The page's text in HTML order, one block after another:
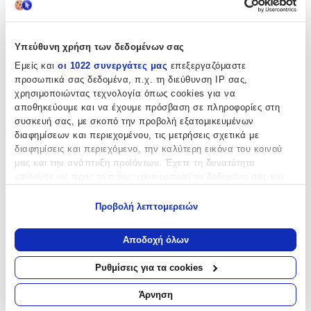
Υπεύθυνη χρήση των δεδομένων σας
Εμείς και οι 1022 συνεργάτες μας επεξεργαζόμαστε
προσωπικά σας δεδομένα, π.χ. τη διεύθυνση IP σας,
χρησιμοποιώντας τεχνολογία όπως cookies για να
αποθηκεύουμε και να έχουμε πρόσβαση σε πληροφορίες στη
συσκευή σας, με σκοπό την προβολή εξατομικευμένων
διαφημίσεων και περιεχομένου, τις μετρήσεις σχετικά με
διαφημίσεις και περιεχόμενο, την καλύτερη εικόνα του κοινού
μας και την ανάπτυξη προϊόντων. Έχετε τη δυνατότητα
Να συλλέξουμε πληροφορίες σχετικά με τη γεωγραφική
σας τοποθεσία, οι οποίες μπορεί να είναι ακριβείς σε
απόσταση μερικών μέτρων
Να αναγνωρίσουμε τη συσκευή σας σαρώνοντας ενεργά
για συγκεκριμένα χαρακτηριστικά (δακτυλικό αποτύπωμα)
Μάθετε περισσότερα σχετικά με τον τρόπο επεξεργασίας των
Προβολή λεπτομερειών
Αποδοχή όλων
Ρυθμίσεις για τα cookies
Άρνηση
Λεπτομέρειες
Τύπος:
Χειρός
Χαρακτηριστικά
+
Χαρακτηριστικά
Atofio Kosmima
Βασικά Χαρακτηριστικά